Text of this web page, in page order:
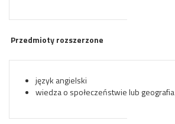
Przedmioty rozszerzone
język angielski
wiedza o społeczeństwie lub geografia